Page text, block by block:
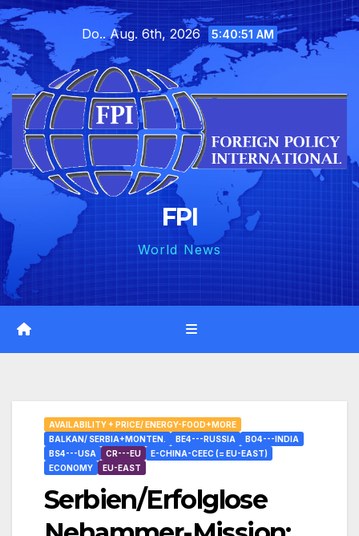
Skip
to
content
Do.. Aug. 6th, 2026 5:40:52 AM
FPI
World News
AVAILABILITY + PRICE/ ENERGY-FOOD+MORE
BALKAN/ SERBIA+MONTEN.
BE4---RUSSIA
BO4---INDIA
BS4---USA
CR---EU
E-CHINA-CEEC (= EU-EAST)
ECONOMY
EU-EAST
Serbien/Erfolglose